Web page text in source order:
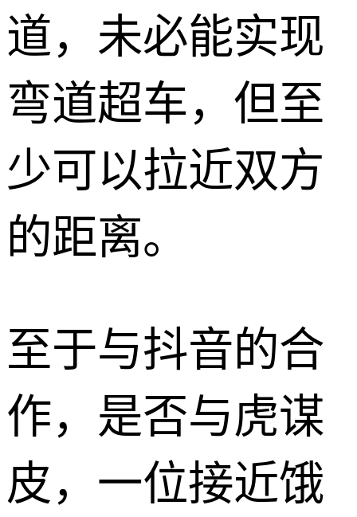
道，未必能实现
弯道超车，但至
少可以拉近双方
的距离。
至于与抖音的合
作，是否与虎谋
皮，一位接近饿